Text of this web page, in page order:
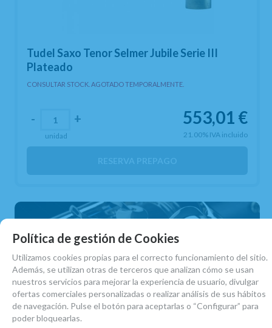
Tudel Saxo Tenor Selmer Jubile Serie III
Plateado
CONSULTAR STOCK. AGOTADO TEMPORALMENTE.
553,01 €
21.00% IVA incluido
- +
unidad
RESERVA PREPAGO
Política de gestión de Cookies
Utilizamos cookies propias para el correcto funcionamiento del sitio.
Además, se utilizan otras de terceros que analizan cómo se usan
nuestros servicios para mejorar la experiencia de usuario, divulgar
ofertas comerciales personalizadas o realizar análisis de sus hábitos
de navegación. Pulse el botón para aceptarlas o “Configurar” para
poder bloquearlas.